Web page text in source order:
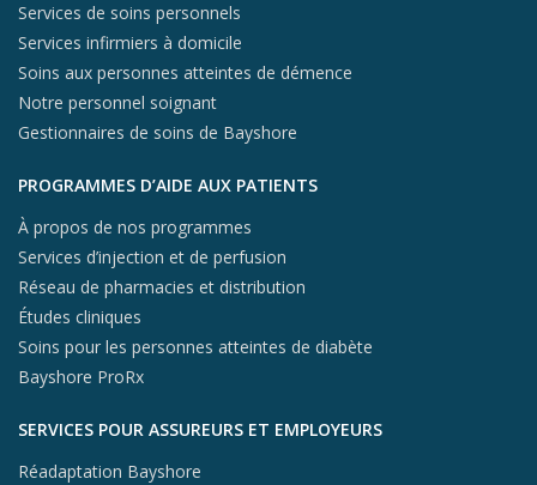
Services de soins personnels
Services infirmiers à domicile
Soins aux personnes atteintes de démence
Notre personnel soignant
Gestionnaires de soins de Bayshore
PROGRAMMES D’AIDE AUX PATIENTS
À propos de nos programmes
Services d’injection et de perfusion
Réseau de pharmacies et distribution
Études cliniques
Soins pour les personnes atteintes de diabète
Bayshore ProRx
SERVICES POUR ASSUREURS ET EMPLOYEURS
Réadaptation Bayshore